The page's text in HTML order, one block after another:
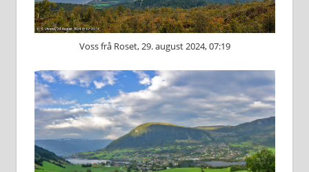
Voss frå Roset, 29. august 2024, 07:19